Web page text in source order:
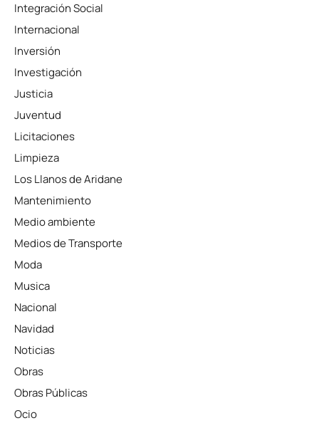
Integración Social
Internacional
Inversión
Investigación
Justicia
Juventud
Licitaciones
Limpieza
Los Llanos de Aridane
Mantenimiento
Medio ambiente
Medios de Transporte
Moda
Musica
Nacional
Navidad
Noticias
Obras
Obras Públicas
Ocio